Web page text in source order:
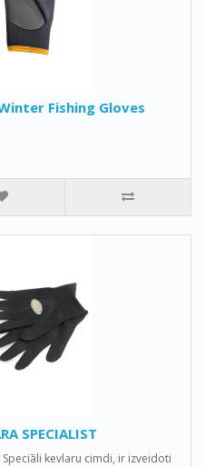
Fishing Gloves
SPECIALIST
Speciāli kevlaru cimdi, ir izveidoti